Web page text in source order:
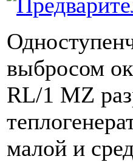
выбросом
RL/1 MZ
малой и